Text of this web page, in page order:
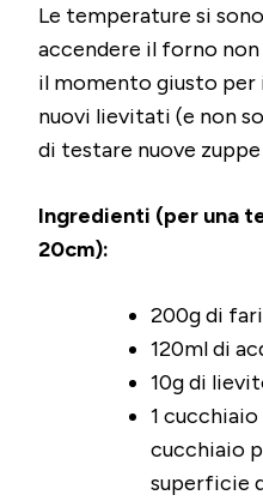
Le temperature si
accendere il forno
il momento giusto per
nuovi lievitati (e non
di testare nuove
Ingredienti (per una
20cm):
200g di
120ml di
10g di
1
cucchiaio
superficie